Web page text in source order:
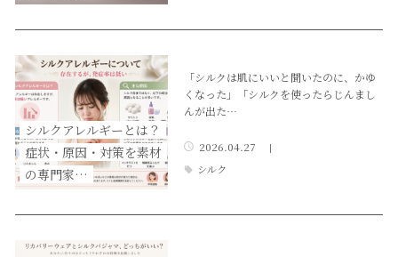
シルクアレルギーとは？
症状・原因・対策を素材
の専門家…
「シルクは肌にいいと聞いたのに、かゆ
くなった」「シルクを使ったらじんまし
んが出た…
2026.04.27
シルク